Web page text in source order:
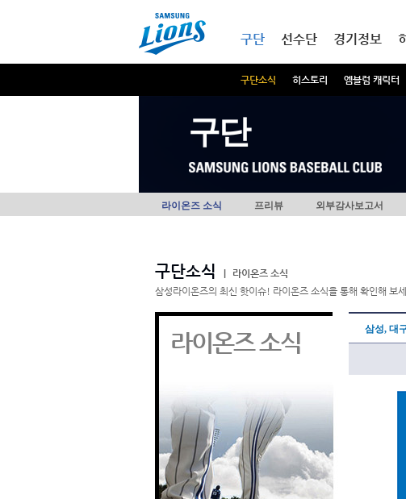
구단
구단소식 히스토리 엠블럼 캐릭터
선수단 경기정보
구단
라이온즈 소식 프리뷰 외부감사보고서
구단소식
라이온즈 소식
삼성라이온즈의 최신 핫이슈! 라이온즈 소식을 통해 확인해 보
라이온즈 소식 삼성, 대